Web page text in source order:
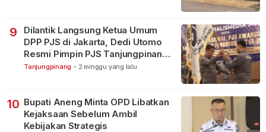
9
Dilantik Langsung Ketua Umum
DPP PJS di Jakarta, Dedi Utomo
Resmi Pimpin PJS Tanjungpinang-
Bintan
Tanjungpinang - 2 minggu yang lalu
10 Bupati Aneng Minta OPD Libatkan
Kejaksaan Sebelum Ambil
Kebijakan Strategis